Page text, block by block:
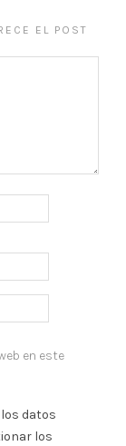
EL POST
en este
datos
los